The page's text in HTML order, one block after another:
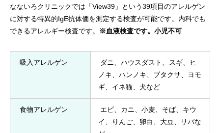
なないろクリニックでは「View39」という39項目のアレルゲン
に対する特異的IgE抗体価を測定する検査が可能です。内科でも
できるアレルギー検査です。
※血液検査です。小児不可
吸入アレルゲン
ダニ、ハウスダスト、スギ、ヒ
ノキ、ハンノキ、ブタクサ、ヨモ
ギ、イネ猫、犬など
食物アレルゲン
エビ、カニ、小麦、そば、キウ
イ、りんご、卵白、大豆、サバな